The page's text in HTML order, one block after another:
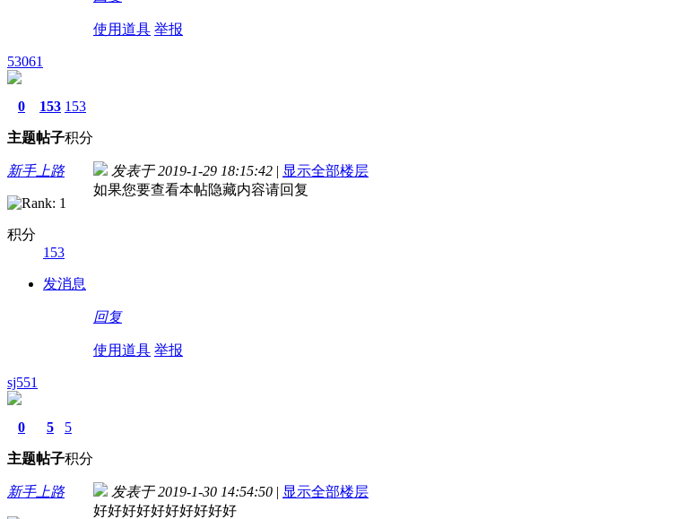
使用道具 举报
53061
0
主题
153
帖子
153
积分
新手上路
积分
153
发消息
发表于 2019-1-29 18:15:42 | 显示全部楼层
如果您要查看本帖隐藏内容请回复
回复
使用道具 举报
sj551
0
主题
5
帖子
5
积分
新手上路 发表于 2019-1-30 14:54:50 | 显示全部楼层
好好好好好好好好好好